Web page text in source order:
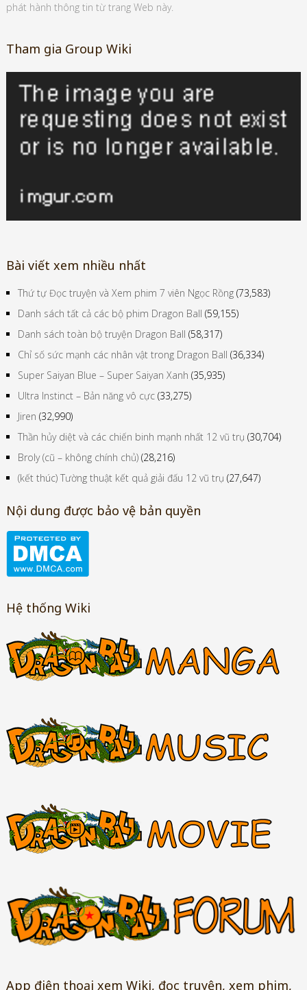
phát hành thông tin từ trang Web này.
Tham gia Group Wiki
Bài viết xem nhiều nhất
Thứ tự Đọc truyện và Xem phim 7 viên Ngọc Rồng (73,583)
Danh sách tất cả các bộ phim Dragon Ball (59,155)
Danh sách toàn bộ truyện Dragon Ball (58,317)
Chỉ số sức mạnh các nhân vật trong Dragon Ball (36,334)
Super Saiyan Blue – Super Saiyan Xanh (35,935)
Ultra Instinct – Bản năng vô cực (33,275)
Jiren (32,990)
Thần hủy diệt và các chiến binh mạnh nhất 12 vũ trụ (30,704)
Broly (cũ – không chính chủ) (28,216)
(kết thúc) Tường thuật kết quả giải đấu 12 vũ trụ (27,647)
Nội dung được bảo vệ bản quyền
Hệ thống Wiki
App điện thoại xem Wiki, đọc truyện, xem phim,